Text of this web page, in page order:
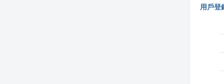
用戶登